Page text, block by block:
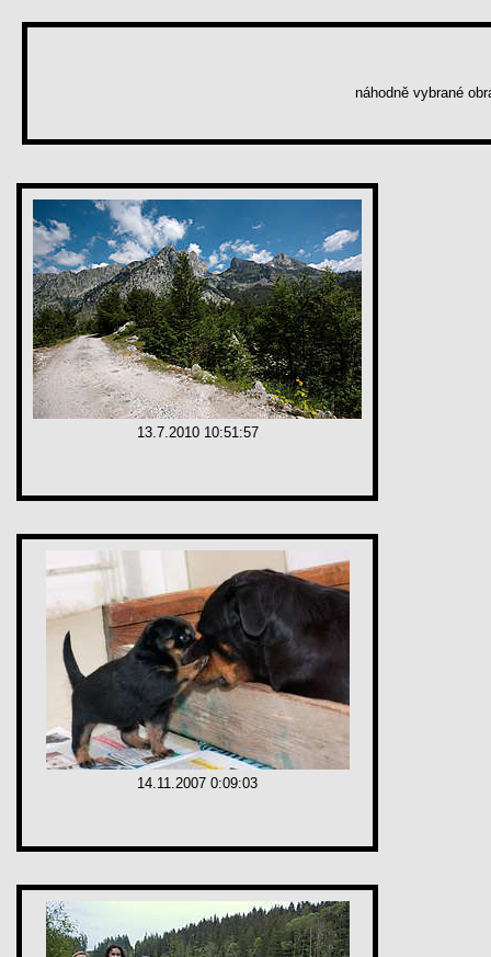
náhodně vybrané
13.7.2010 10:51:57
14.11.2007 0:09:03